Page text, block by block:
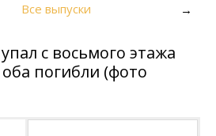
Все выпуски →
с восьмого этажа
погибли (фото